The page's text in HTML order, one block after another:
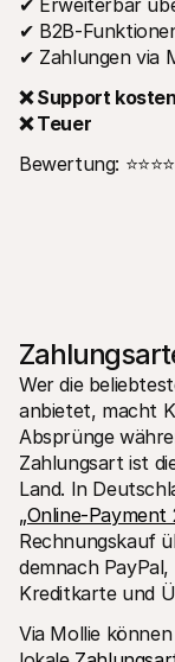
✔ Erweiterbar
✔ B2B-
✔ Zahlungen via
❌ Support
❌ Teuer
Bewertung:
Wer die
anbietet, macht
Absprünge
Zahlungsart ist
Land. In
„Online-Payment
Rechnungskauf
demnach
Kreditkarte und
Via Mollie